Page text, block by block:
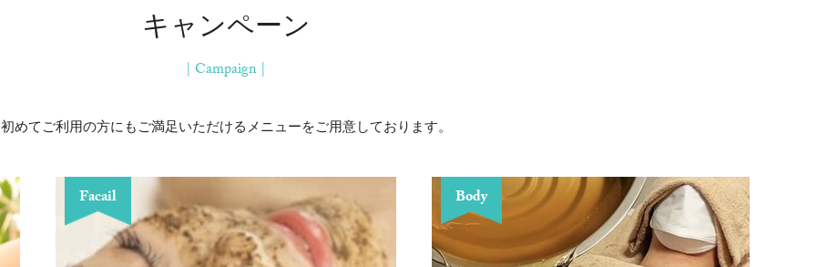
キャンペーン
| Campaign |
初めてご利用の方にもご満足いただけるメニューをご用意しております。
Facail Body